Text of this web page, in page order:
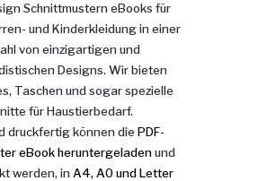
Schnittmustern eBooks für
und Kinderkleidung in einer
von einzigartigen und
Designs. Wir bieten
Taschen und sogar spezielle
für Haustierbedarf.
druckfertig können die PDF-
eBook heruntergeladenund
werden, in A4, A0 und Letter